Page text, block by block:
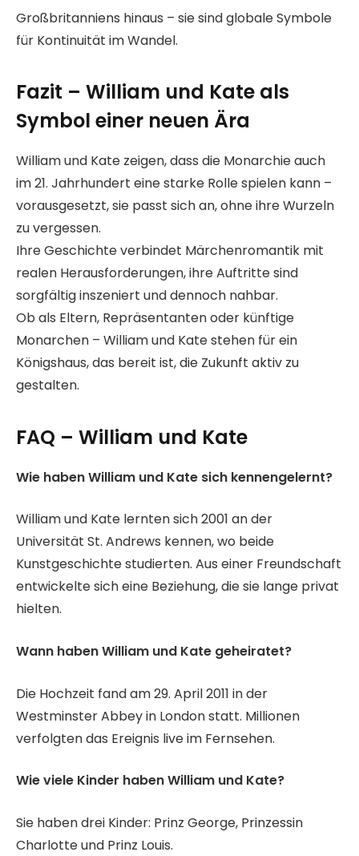
Großbritanniens hinaus – sie sind globale Symbole
für Kontinuität im Wandel.
Fazit – William und Kate als
Symbol einer neuen Ära
William und Kate zeigen, dass die Monarchie auch
im 21. Jahrhundert eine starke Rolle spielen kann –
vorausgesetzt, sie passt sich an, ohne ihre Wurzeln
zu vergessen.
Ihre Geschichte verbindet Märchenromantik mit
realen Herausforderungen, ihre Auftritte sind
sorgfältig inszeniert und dennoch nahbar.
Ob als Eltern, Repräsentanten oder künftige
Monarchen – William und Kate stehen für ein
Königshaus, das bereit ist, die Zukunft aktiv zu
gestalten.
FAQ – William und Kate
Wie haben William und Kate sich kennengelernt?
William und Kate lernten sich 2001 an der
Universität St. Andrews kennen, wo beide
Kunstgeschichte studierten. Aus einer Freundschaft
entwickelte sich eine Beziehung, die sie lange privat
hielten.
Wann haben William und Kate geheiratet?
Die Hochzeit fand am 29. April 2011 in der
Westminster Abbey in London statt. Millionen
verfolgten das Ereignis live im Fernsehen.
Wie viele Kinder haben William und Kate?
Sie haben drei Kinder: Prinz George, Prinzessin
Charlotte und Prinz Louis.